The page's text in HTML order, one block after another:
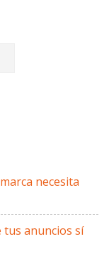
necesita
tus anuncios sí